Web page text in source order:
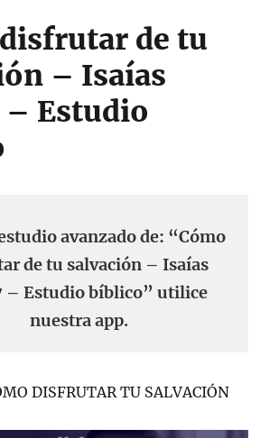
de tu
– Isaías
– Estudio
avanzado de: “Cómo
de tu salvación – Isaías
– Estudio bíblico” utilice
nuestra app.
DISFRUTAR TU SALVACIÓN